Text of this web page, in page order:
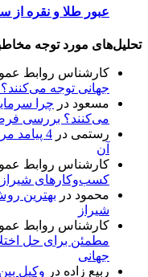
عبور طلا و نقره از
تحلیل‌های مورد توجه
کارشناس روابط
جهانی توجه
مسعود در چرا
می‌کنند؟ بررسی
رستمی در
4
آن
کارشناس روابط
کسب‌وکارهای شیراز
محمود در بهترین
شیراز
کارشناس روابط
مطمئن برای حل
جهانی
ربیع زاده در وکیل